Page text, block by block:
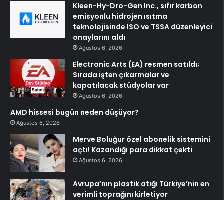
Kleen-Hy-Dro-Gen Inc., sıfır karbon
emisyonlu hidrojen ısıtma
teknolojisinde ISO ve TSSA düzenleyici
onaylarını aldı
Ağustos 6, 2026
Electronic Arts (EA) resmen satıldı;
Sırada işten çıkarmalar ve
kapatılacak stüdyolar var
Ağustos 6, 2026
AMD hissesi bugün neden düşüyor?
Ağustos 6, 2026
Merve Boluğur özel abonelik sistemini
açtı! Kazandığı para dikkat çekti
Ağustos 6, 2026
Avrupa’nın plastik atığı Türkiye’nin en
verimli toprağını kirletiyor